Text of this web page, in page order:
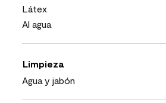
Látex
Al agua
Limpieza
Agua y jabón